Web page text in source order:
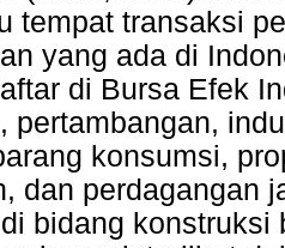
tempat transaksi
yang ada di
di Bursa Efek
pertambangan,
konsumsi,
dan perdagangan
bidang